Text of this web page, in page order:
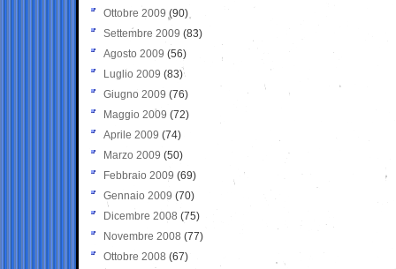
Ottobre 2009 (90)
Settembre 2009 (83)
Agosto 2009 (56)
Luglio 2009 (83)
Giugno 2009 (76)
Maggio 2009 (72)
Aprile 2009 (74)
Marzo 2009 (50)
Febbraio 2009 (69)
Gennaio 2009 (70)
Dicembre 2008 (75)
Novembre 2008 (77)
Ottobre 2008 (67)